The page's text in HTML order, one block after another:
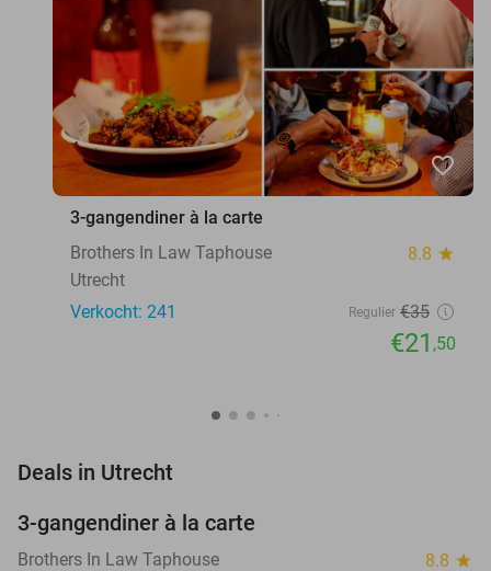
favorite_border
3-gangendiner à la carte
Brothers In Law Taphouse
8.8 star
Utrecht
Verkocht: 241
Regulier €35
€21 ,50
Deals in Utrecht
3-gangendiner à la carte
Brothers In Law Taphouse 8.8 star